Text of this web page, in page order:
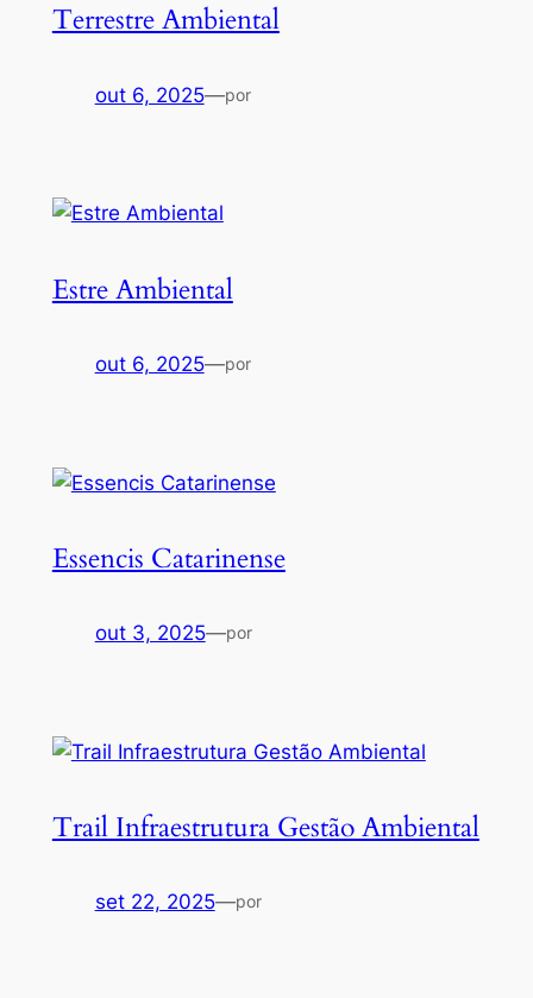
Terrestre Ambiental
out 6, 2025—por
Estre Ambiental
out 6, 2025—por
Essencis Catarinense
out 3, 2025—por
Trail Infraestrutura Gestão Ambiental
set 22, 2025—por